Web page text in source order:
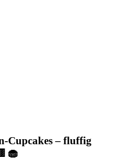
Cupcakes – fluffig